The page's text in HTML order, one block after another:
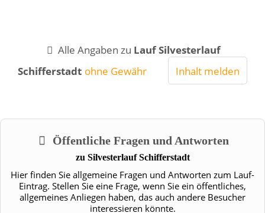
Alle Angaben zu Lauf Silvesterlauf
Schifferstadt ohne Gewähr Inhalt melden
Öffentliche Fragen und Antworten
zu Silvesterlauf Schifferstadt
Hier finden Sie allgemeine Fragen und Antworten zum Lauf-
Eintrag. Stellen Sie eine Frage, wenn Sie ein öffentliches,
allgemeines Anliegen haben, das auch andere Besucher
interessieren könnte.